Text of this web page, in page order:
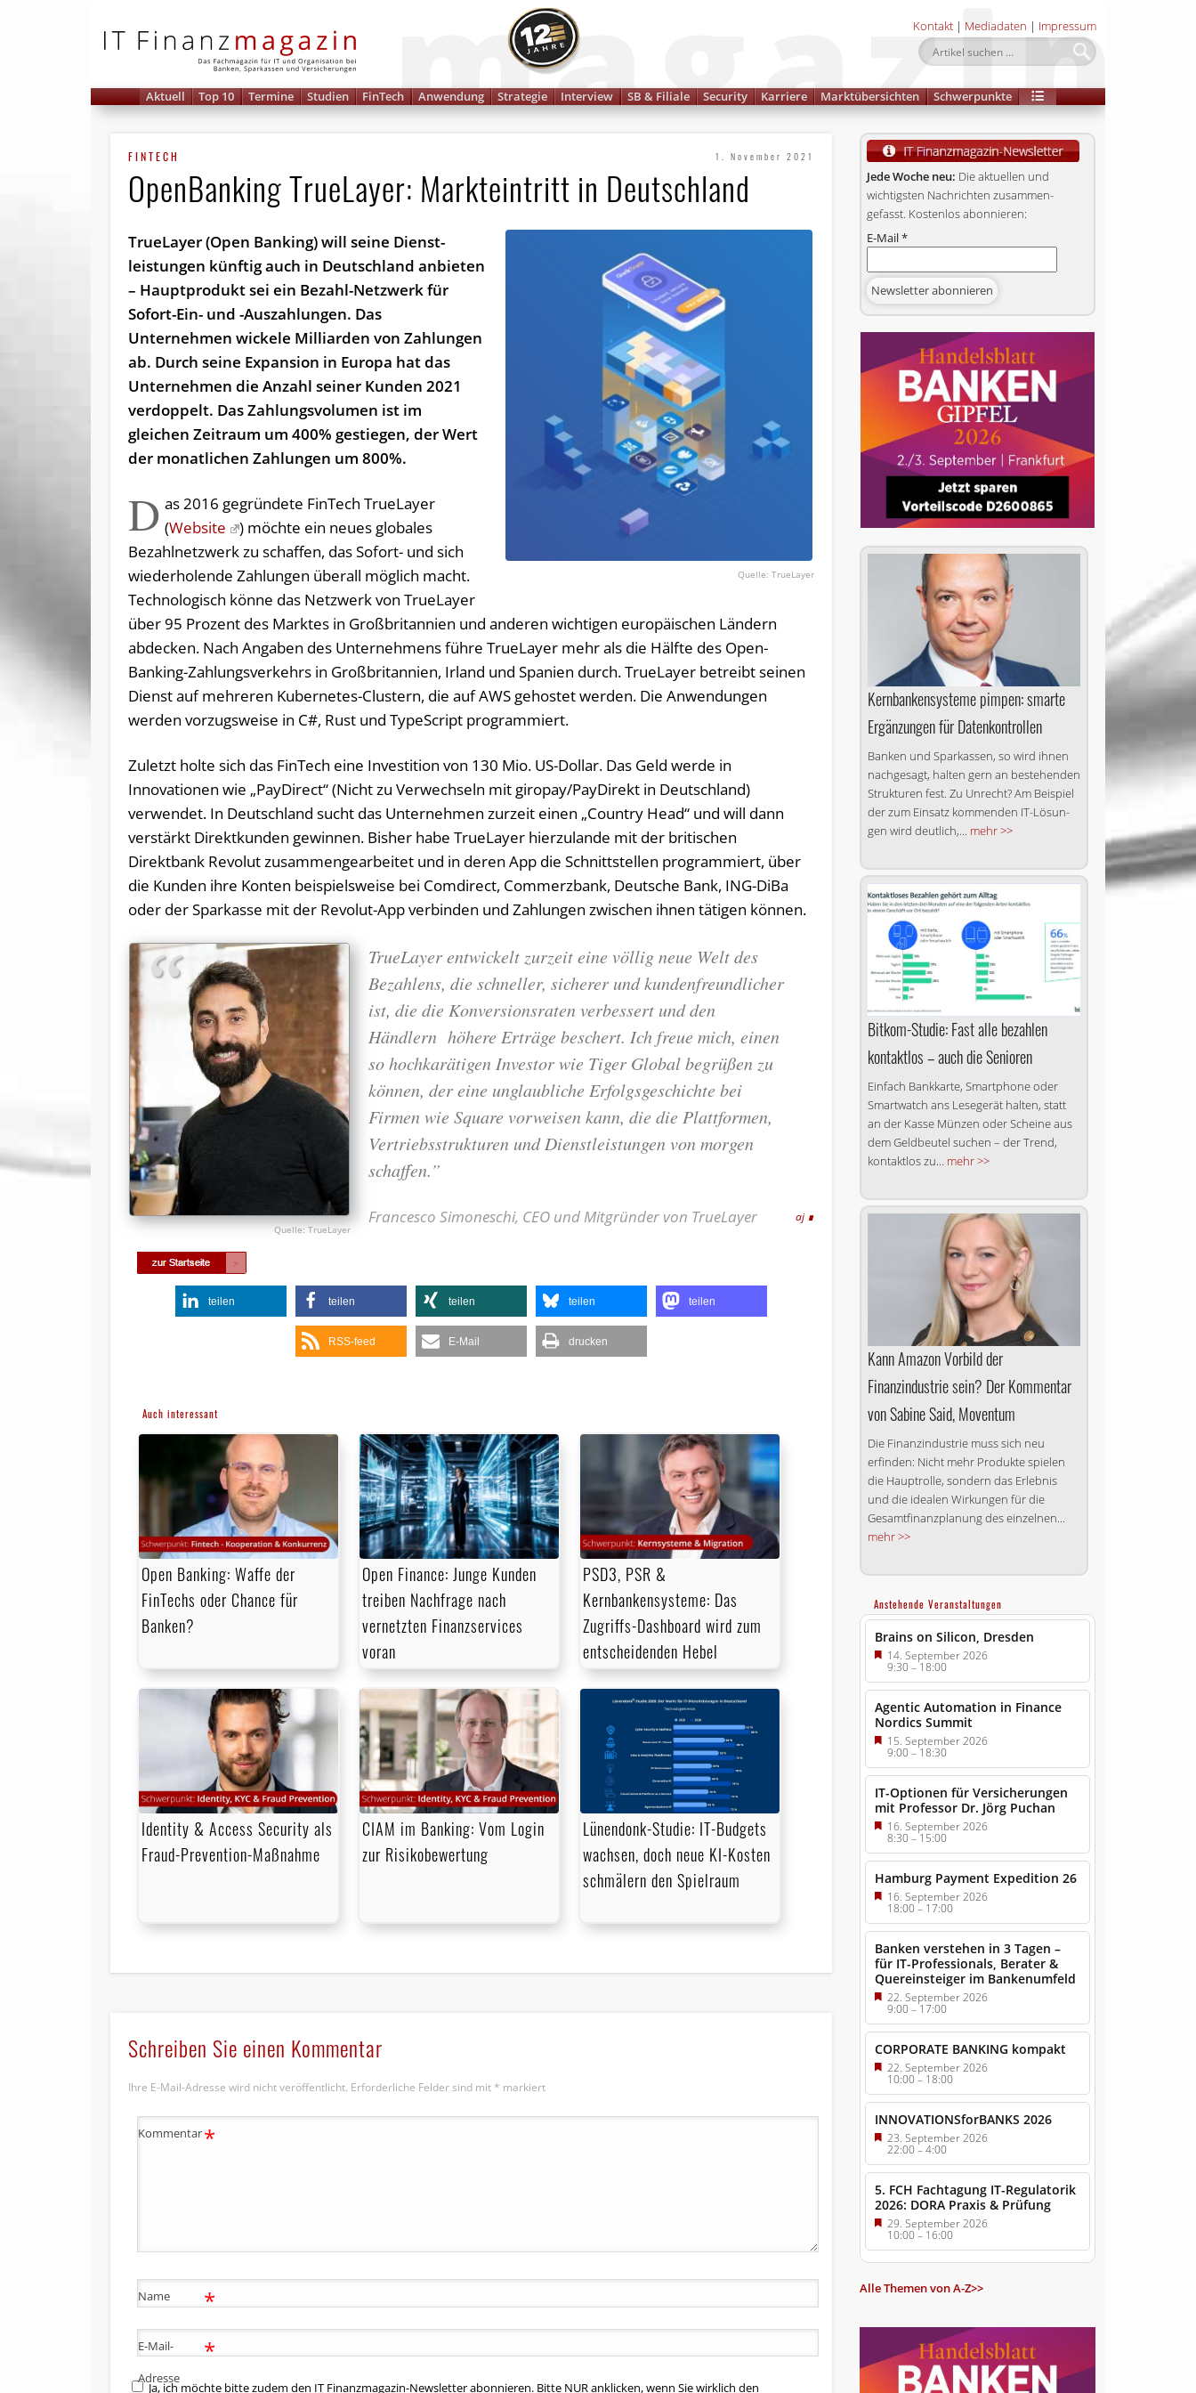
Kontakt | Mediadaten | Impressum
Aktuell Top 10 Termine Studien FinTech Anwendung Strategie Interview SB & Filiale Security Karriere Marktübersichten Schwerpunkte
FINTECH 1. November 2021
OpenBanking TrueLayer: Markteintritt in Deutschland
TrueLayer
TrueLayer (Open Banking) will seine Dienst­
leistungen künftig auch in Deutschland anbieten
– Hauptprodukt sei ein Bezahl-Netzwerk für
Sofort-Ein- und -Auszahlungen. Das
Unternehmen wickele Milliarden von Zahlungen
ab. Durch seine Expansion in Europa hat das
Unternehmen die Anzahl seiner Kunden 2021
verdoppelt. Das Zahlungsvolumen ist im
gleichen Zeitraum um 400% gestiegen, der Wert
der monatlichen Zahlungen um 800%.
D as 2016 gegründete FinTech TrueLayer
(Website
) möchte ein neues globales
Bezahlnetzwerk zu schaffen, das Sofort- und sich
wiederholende Zahlungen überall möglich macht.
Technologisch könne das Netzwerk von TrueLayer
über 95 Prozent des Marktes in Großbritannien und anderen wichtigen europäischen Ländern
abdecken. Nach Angaben des Unternehmens führe TrueLayer mehr als die Hälfte des Open-
Banking-Zahlungsverkehrs in Großbritannien, Irland und Spanien durch. TrueLayer betreibt seinen
Dienst auf mehreren Kubernetes-Clustern, die auf AWS gehostet werden. Die Anwendungen
werden vorzugsweise in C#, Rust und TypeScript programmiert.
Zuletzt holte sich das FinTech eine Investition von 130 Mio. US-Dollar. Das Geld werde in
Innovationen wie „PayDirect“ (Nicht zu Verwechseln mit giropay/PayDirekt in Deutschland)
verwendet. In Deutschland sucht das Unternehmen zurzeit einen „Country Head“ und will dann
verstärkt Direktkunden gewinnen. Bisher habe TrueLayer hierzulande mit der britischen
Direktbank Revolut zusammengearbeitet und in deren App die Schnittstellen programmiert, über
die Kunden ihre Konten beispielsweise bei Comdirect, Commerzbank, Deutsche Bank, ING-DiBa
oder der Sparkasse mit der Revolut-App verbinden und Zahlungen zwischen ihnen tätigen können.
TrueLayer
TrueLayer entwickelt zurzeit eine völlig neue Welt des
Bezahlens, die schneller, sicherer und kundenfreundlicher
ist, die die Konversionsraten verbessert und den
Händlern höhere Erträge beschert. Ich freue mich, einen
so hochkarätigen Investor wie Tiger Global begrüßen zu
können, der eine unglaubliche Erfolgsgeschichte bei
Firmen wie Square vorweisen kann, die die Plattformen,
Vertriebsstrukturen und Dienstleistungen von morgen
schaffen.”
Francesco Simoneschi, CEO und Mitgründer von TrueLayer aj
teilen teilen teilen teilen teilen
RSS-feed E-Mail drucken
Auch interessant
Open Banking: Waffe der
FinTechs oder Chance für
Banken?
Open Finance: Junge Kunden
treiben Nachfrage nach
vernetzten Finanzservices
voran
PSD3, PSR &
Kernbankensysteme: Das
Zugriffs-Dashboard wird zum
entscheidenden Hebel
Identity & Access Security als
Fraud-Prevention-Maßnahme
CIAM im Banking: Vom Login
zur Risikobewertung
Lünendonk-Studie: IT-Budgets
wachsen, doch neue KI-Kosten
schmälern den Spielraum
Schreiben Sie einen Kommentar
Ihre E-Mail-Adresse wird nicht veröffentlicht. Erforderliche Felder sind mit * markiert
Kommentar*
Name *
E-Mail-
Adresse
*
Ja, ich möchte bitte zudem den IT Finanzmagazin-Newsletter abonnieren. Bitte NUR anklicken, wenn Sie wirklich den
Jede Woche neu: Die aktuellen und
wichtigsten Nachrichten zusammen­
gefasst. Kostenlos abonnieren:
E-Mail*
Kernbankensysteme pimpen: smarte
Ergänzungen für Datenkontrollen
Banken und Sparkassen, so wird ihnen
nachgesagt, halten gern an bestehenden
Strukturen fest. Zu Un­recht? Am Bei­spiel
der zum Ein­satz kom­men­den IT-Lö­sun­
gen wird deut­lich,... mehr >>
Bitkom-Studie: Fast alle bezahlen
kontaktlos – auch die Senioren
Einfach Bankkarte, Smartphone oder
Smartwatch ans Lesegerät halten, statt
an der Kasse Münzen oder Scheine aus
dem Geldbeutel suchen – der Trend,
kontaktlos zu... mehr >>
Kann Amazon Vorbild der
Finanzindustrie sein? Der Kommentar
von Sabine Said, Moventum
Die Finanzindustrie muss sich neu
erfinden: Nicht mehr Produkte spielen
die Hauptrolle, sondern das Erlebnis
und die idealen Wirkungen für die
Gesamtfinanzplanung des einzelnen...
mehr >>
Anstehende Veranstaltungen
Brains on Silicon, Dresden
14. September 2026
9:30–18:00
Agentic Automation in Finance
Nordics Summit
15. September 2026
9:00–18:30
IT-Optionen für Versicherungen
mit Professor Dr. Jörg Puchan
16. September 2026
8:30–15:00
Hamburg Payment Expedition 26
16. September 2026
18:00– 17:00
Banken verstehen in 3 Tagen –
für IT-Professionals, Berater &
Quereinsteiger im Bankenumfeld
22. September 2026
9:00–17:00
CORPORATE BANKING kompakt
22. September 2026
10:00– 18:00
INNOVATIONSforBANKS 2026
23. September 2026
22:00–4:00
5. FCH Fachtagung IT-Regulatorik
2026: DORA Praxis & Prüfung
29. September 2026
10:00– 16:00
Alle Themen von A-Z>>